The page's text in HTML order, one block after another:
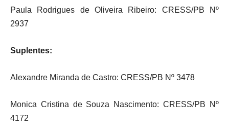
Paula Rodrigues de Oliveira Ribeiro: CRESS/PB Nº
2937
Suplentes:
Alexandre Miranda de Castro: CRESS/PB Nº 3478
Monica Cristina de Souza Nascimento: CRESS/PB Nº
4172